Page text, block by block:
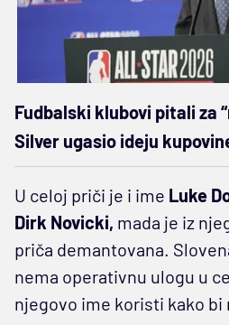
Fudbalski klubovi pitali za
Silver ugasio ideju
U celoj priči je i ime Luke
Dirk Novicki, mada je iz
priča demantovana.
nema operativnu ulogu u
njegovo ime koristi kako bi